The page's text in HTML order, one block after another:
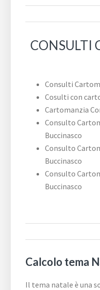
CONSULTI
Consulti
Cosulti con
Cartomanzia
Consulto
Buccinasco
Consulto
Buccinasco
Consulto
Buccinasco
Calcolo tema
Il tema natale è una